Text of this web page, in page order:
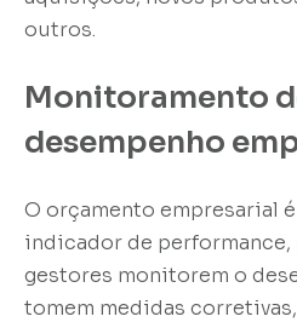
outros.
Monitoramento
desempenho
O orçamento empresarial
indicador de
gestores monitorem o
tomem medidas